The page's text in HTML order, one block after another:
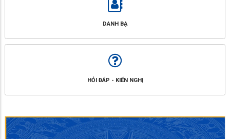
DANH BẠ
HỎI ĐÁP - KIẾN NGHỊ